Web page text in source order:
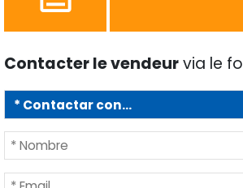
Contacter le vendeurvia le